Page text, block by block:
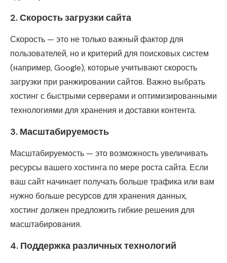
2.Скорость загрузки сайта
Скорость — это не только важный фактор для
пользователей, но и критерий для поисковых систем
(например, Google), которые учитывают скорость
загрузки при ранжировании сайтов. Важно выбрать
хостинг с быстрыми серверами и оптимизированными
технологиями для хранения и доставки контента.
3. Масштабируемость
Масштабируемость — это возможность увеличивать
ресурсы вашего хостинга по мере роста сайта. Если
ваш сайт начинает получать больше трафика или вам
нужно больше ресурсов для хранения данных,
хостинг должен предложить гибкие решения для
масштабирования.
4. Поддержка различных технологий